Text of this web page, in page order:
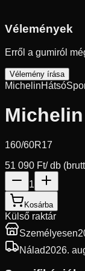
Vélemények
Erről a gumiról
Vélemény írása
MichelinHátsó
160/60R17
51 090 Ft/ db
1
Kosárba
Külső raktár
Személyesen
Nálad2026.